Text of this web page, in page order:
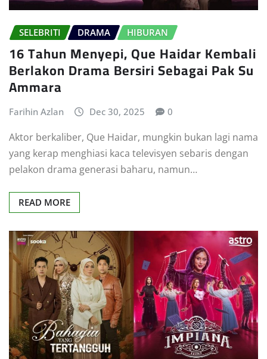
SELEBRITI DRAMA HIBURAN
16 Tahun Menyepi, Que Haidar Kembali
Berlakon Drama Bersiri Sebagai Pak Su
Ammara
Farihin Azlan Dec 30, 2025 0
Aktor berkaliber, Que Haidar, mungkin bukan lagi nama
yang kerap menghiasi kaca televisyen sebaris dengan
pelakon drama generasi baharu, namun…
READ MORE